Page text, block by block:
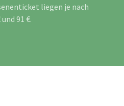
liegen je nach
91 €.